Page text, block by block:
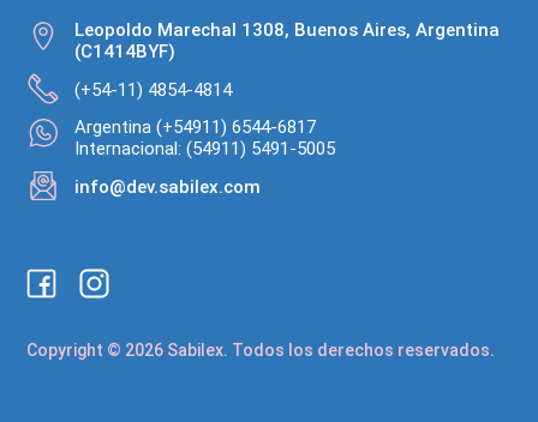
Leopoldo Marechal 1308, Buenos Aires, Argentina
(C1414BYF)
(+54-11) 4854-4814
Argentina (+54911) 6544-6817
Internacional: (54911) 5491-5005
info@dev.sabilex.com
Copyright © 2026 Sabilex. Todos los derechos reservados.